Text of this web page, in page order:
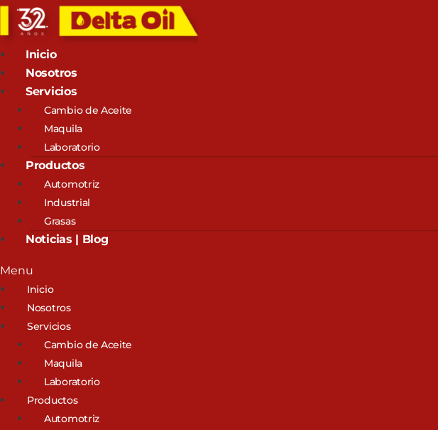
Inicio
Nosotros
Servicios
Cambio de Aceite
Maquila
Laboratorio
Productos
Automotriz
Industrial
Grasas
Noticias | Blog
Menu
Inicio
Nosotros
Servicios
Cambio de Aceite
Maquila
Laboratorio
Productos
Automotriz